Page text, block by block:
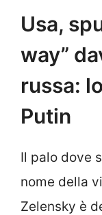
Usa,
way”
russa:
Putin
Il palo dove
nome della
Zelensky è